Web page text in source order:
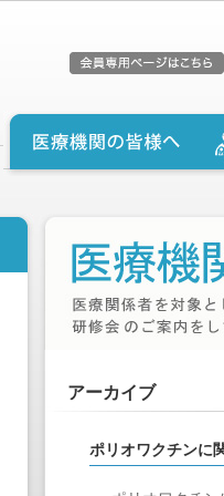
アーカイブ
ポリオワクチンに